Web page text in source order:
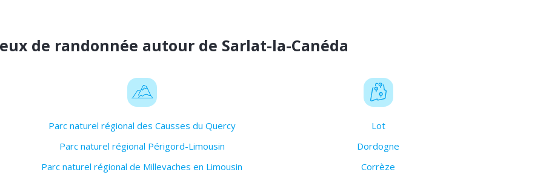
de randonnée autour de Sarlat-la-Canéda
Parc naturel régional des Causses du Quercy
Parc naturel régional Périgord-Limousin
Parc naturel régional de Millevaches en Limousin
Lot
Dordogne
Corrèze